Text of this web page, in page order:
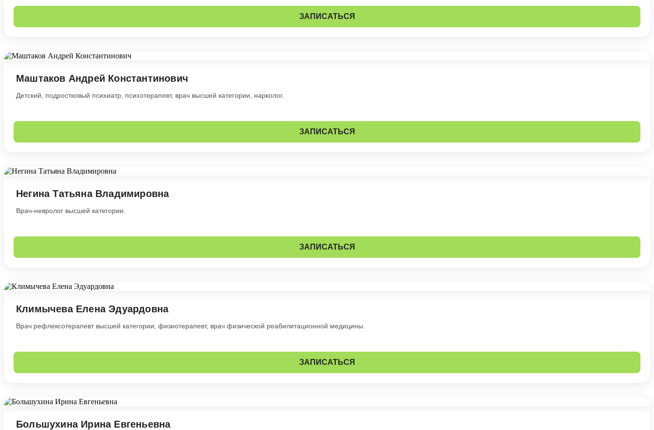
ЗАПИСАТЬСЯ
Маштаков Андрей Константинович
Детский, подростковый психиатр, психотерапевт, врач высшей категории, нарколог.
ЗАПИСАТЬСЯ
Негина Татьяна Владимировна
Врач-невролог высшей категории.
ЗАПИСАТЬСЯ
Климычева Елена Эдуардовна
Врач рефлексотерапевт высшей категории, физиотерапевт, врач физической реабилитационной медицины.
ЗАПИСАТЬСЯ
Большухина Ирина Евгеньевна